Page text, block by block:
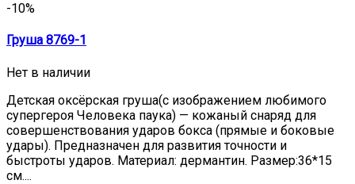
-10%
Груша 8769-1
Нет в наличии
Детская оксёрская груша(с изображением любимого
супергероя Человека паука) — кожаный снаряд для
совершенствования ударов бокса (прямые и боковые
удары). Предназначен для развития точности и
быстроты ударов. Материал: дермантин. Размер:36*15
см....